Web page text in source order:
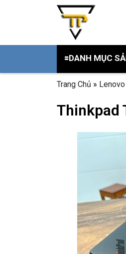
🟰DANH MỤC
Trang Chủ » Lenovo
Thinkpad